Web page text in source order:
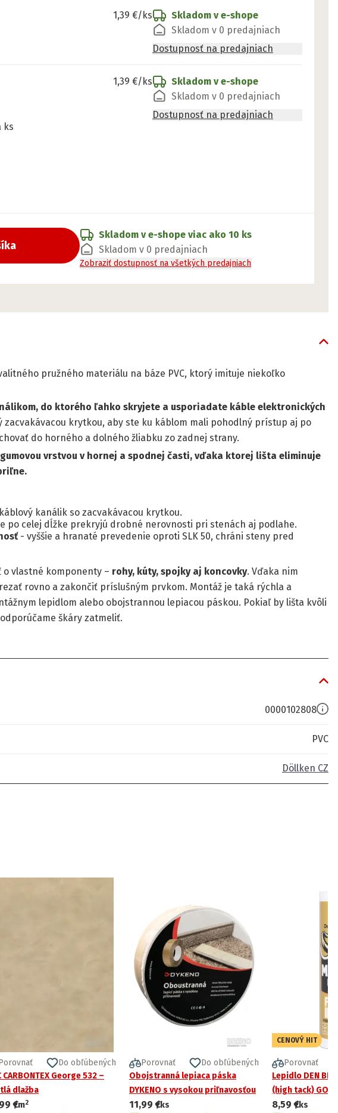
1,39 €/ks
Skladom v e-shope
Skladom v 0 predajniach
Dostupnosť na predajniach
1,39 €/ks
Skladom v e-shope
Skladom v 0 predajniach
Dostupnosť na predajniach
ks
Skladom v e-shope viac ako 10 ks
Skladom v 0 predajniach
Zobraziť dostupnosť na všetkých predajniach
pružného materiálu na báze PVC, ktorý imituje niekoľko
do ktorého ľahko skryjete a usporiadate káble elektronických
zacvakávacou krytkou, aby ste ku káblom mali pohodlný prístup aj po
do horného a dolného žliabku zo zadnej strany.
gumovou vrstvou v hornej a spodnej časti, vďaka ktorej lišta eliminuje
kanálik so zacvakávacou krytkou.
po celej dĺžke prekryjú drobné nerovnosti pri stenách aj podlahe.
- vyššie a hranaté prevedenie oproti SLK 50, chráni steny pred
vlastné komponenty – rohy, kúty, spojky aj koncovky. Vďaka nim
rovno a zakončiť príslušným prvkom. Montáž je taká rýchla a
lepidlom alebo obojstrannou lepiacou páskou. Pokiaľ by lišta kvôli
škáry zatmeliť.
0000102808
PVC
Döllken CZ
Do obľúbených
CARBONTEX George 532 –
dlažba
€
/m2
Porovnať
Do obľúbených
Obojstranná lepiaca páska
DYKENO s vysokou priľnavosťou
11,99 €/ks
CENOVÝ HIT
Porovnať
Lepidlo DEN
(high tack)
8,59 €/ks